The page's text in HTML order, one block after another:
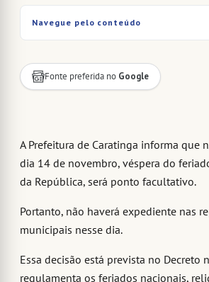
Navegue pelo conteúdo
Fonte preferida no Google
A Prefeitura de Caratinga informa que
dia 14 de novembro, véspera do
da República, será ponto facultativo.
Portanto, não haverá expediente nas
municipais nesse dia.
Essa decisão está prevista no Decreto
regulamenta os feriados nacionais,